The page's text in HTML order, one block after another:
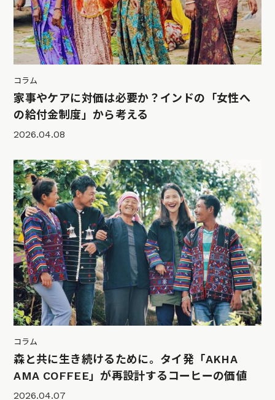
コラム
家事やケアに対価は必要か？インドの「女性へ
の給付金制度」から考える
2026.04.08
コラム
森と共に生き続けるために。タイ発「AKHA
AMA COFFEE」が再設計するコーヒーの価値
2026.04.07